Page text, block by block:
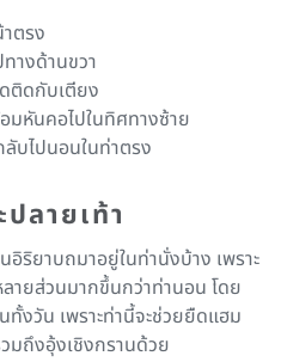
ตรง
างด้านขวา
ติดกับเตียง
หันคอไปในทิศทางซ้าย
บไปนอนในท่าตรง
ลายเท้า
ริยาบถมาอยู่ในท่านั่งบ้าง เพราะ
ายส่วนมากขึ้นกว่าท่านอน โดย
งวัน เพราะท่านี้จะช่วยยืดแฮม
มถึงอุ้งเชิงกรานด้วย